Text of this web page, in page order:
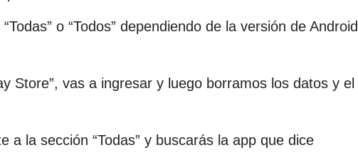
o “Todos” dependiendo de la versión de Android
Store”, vas a ingresar y luego borramos los datos y el
a la sección “Todas” y buscarás la app que dice